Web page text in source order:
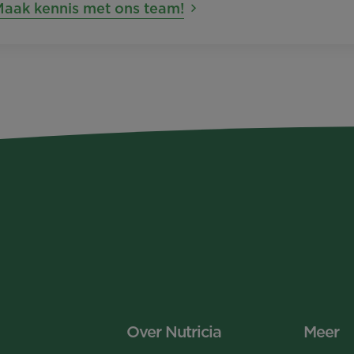
kennis met ons team!
Over Nutricia Meer